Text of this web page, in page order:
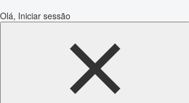
Olá, Iniciar sessão